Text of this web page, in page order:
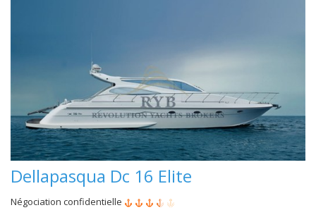
Dellapasqua Dc 16 Elite
Négociation confidentielle